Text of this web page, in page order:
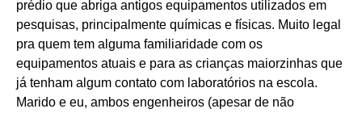
prédio que abriga antigos equipamentos utilizados em
pesquisas, principalmente químicas e físicas. Muito legal
pra quem tem alguma familiaridade com os
equipamentos atuais e para as crianças maiorzinhas que
já tenham algum contato com laboratórios na escola.
Marido e eu, ambos engenheiros (apesar de não